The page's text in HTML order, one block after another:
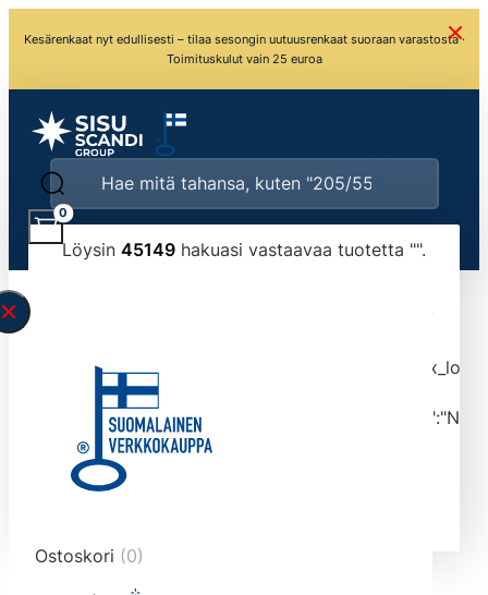
Kesärenkaat nyt edullisesti – tilaa sesongin uutuusrenkaat suoraan varastosta ·
Toimituskulut vain 25 euroa
Löysin 45149 hakuasi vastaavaa tuotetta "".
typed the search query correctly.<br>Currently
tmlmvi","meta_query":
data-original-query-vars="[]" data-page="1"
data-max-pages="4515" data-start="1" data-
end="10">
0
Ostoskori (0)